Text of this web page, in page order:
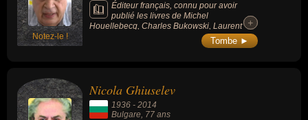
Notez-le !
Éditeur français, connu pour avoir
publié les livres de Michel
Houellebecq, Charles Bukowski, Laurent
Obertone et Jean-Louis Costes avec Grand
Père. Il était éditeur et directeur littéraire des
+
+
Tombe ►
Nicola Ghiuselev
1936 - 2014
Bulgare , 77 ans